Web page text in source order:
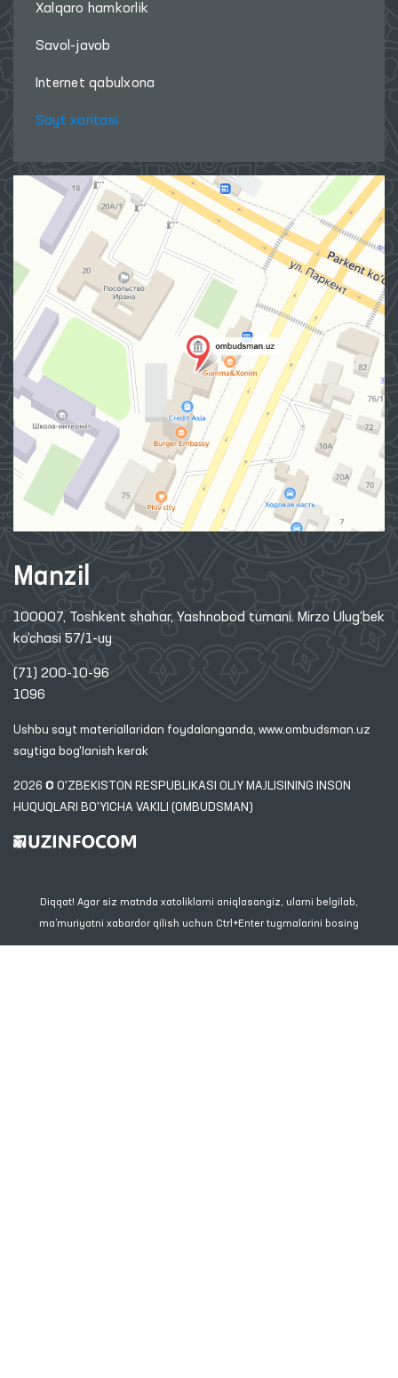
Xalqaro hamkorlik
Savol-javob
Internet qabulxona
Sayt xaritasi
Manzil
100007, Toshkent shahar, Yashnobod tumani. Mirzo Ulug‘bek
ko‘chasi 57/1-uy
(71) 200-10-96
1096
Ushbu sayt materiallaridan foydalanganda, www.ombudsman.uz
saytiga bog'lanish kerak
2026 © O'ZBEKISTON RESPUBLIKASI OLIY MAJLISINING INSON
HUQUQLARI BO'YICHA VAKILI (OMBUDSMAN)
Diqqat! Agar siz matnda xatoliklarni aniqlasangiz, ularni belgilab,
ma’muriyatni xabardor qilish uchun Ctrl+Enter tugmalarini bosing